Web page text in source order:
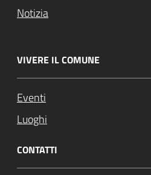
Notizia
VIVERE IL COMUNE
Eventi
Luoghi
CONTATTI